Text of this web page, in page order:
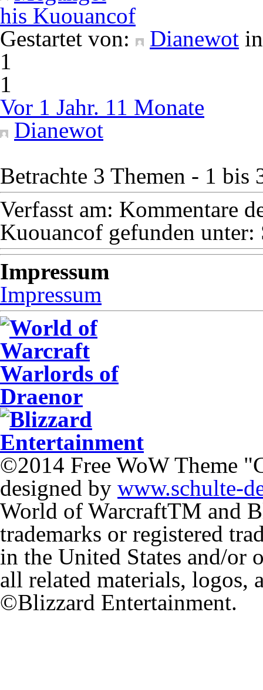
his Kuouancof
Gestartet von:
Dianewot
1
1
Vor 1 Jahr. 11 Monate
Dianewot
Betrachte 3 Themen - 1 bis
Verfasst am: Kommentare
Kuouancof gefunden unter:
Impressum
Impressum
©2014 Free WoW Theme "
designed by www.schulte-
World of WarcraftTM and
trademarks or registered
in the United States and/or
all related materials, logos,
©Blizzard Entertainment.